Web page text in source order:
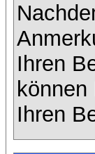
Ihren
Ihren